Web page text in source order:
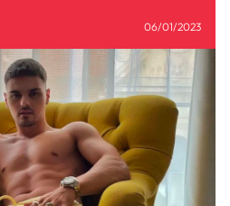
06/01/2023